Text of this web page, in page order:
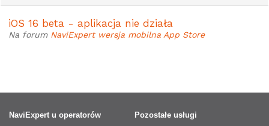
iOS 16 beta - aplikacja nie działa
Na forum NaviExpert wersja mobilna App Store
NaviExpert u operatorów Pozostałe usługi